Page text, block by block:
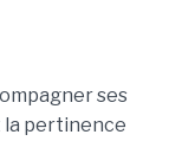
ses
pertinence